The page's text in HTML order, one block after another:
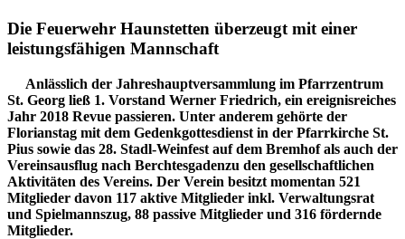
Die Feuerwehr Haunstetten überzeugt mit einer
leistungsfähigen Mannschaft
Anlässlich der Jahreshauptversammlung im Pfarrzentrum
St. Georg ließ 1. Vorstand Werner Friedrich, ein ereignisreiches
Jahr 2018 Revue passieren. Unter anderem gehörte der
Florianstag mit dem Gedenkgottesdienst in der Pfarrkirche St.
Pius sowie das 28. Stadl-Weinfest auf dem Bremhof als auch der
Vereinsausflug nach Berchtesgadenzu den gesellschaftlichen
Aktivitäten des Vereins. Der Verein besitzt momentan 521
Mitglieder davon 117 aktive Mitglieder inkl. Verwaltungsrat
und Spielmannszug, 88 passive Mitglieder und 316 fördernde
Mitglieder.